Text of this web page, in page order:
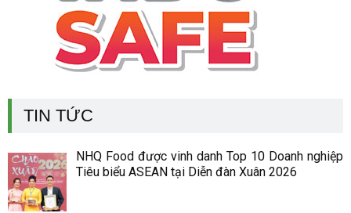
TIN TỨC
NHQ Food được vinh danh Top 10 Doanh nghiệp
Tiêu biểu ASEAN tại Diễn đàn Xuân 2026